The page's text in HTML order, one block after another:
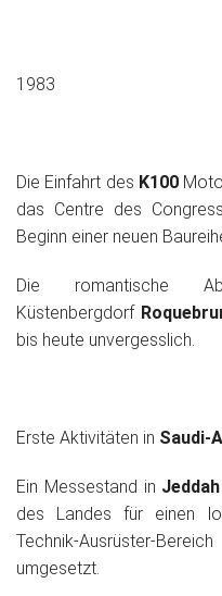
1983
Die Einfahrt des K100
das Centre des
Beginn einer neuen
Die romantische
Küstenbergdorf
bis heute unvergesslich.
Erste Aktivitäten in Saudi-
Ein Messestand in Jeddah
des Landes für einen
Technik-Ausrüster-
umgesetzt.